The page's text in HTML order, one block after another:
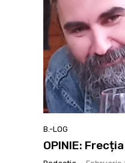
B.-LOG
OPINIE: